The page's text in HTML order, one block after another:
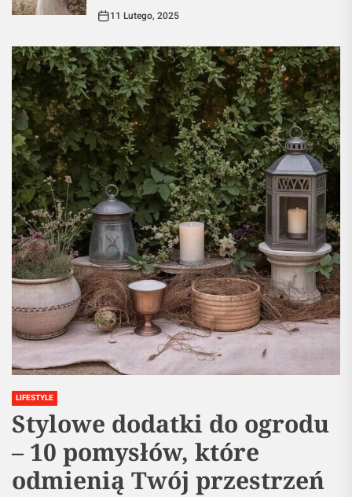
11 Lutego, 2025
LIFESTYLE
Stylowe dodatki do ogrodu
– 10 pomysłów, które
odmienią Twój przestrzeń